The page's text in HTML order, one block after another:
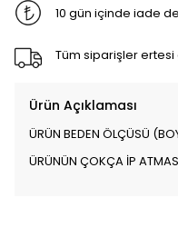
10 gün içinde iade
Tüm siparişler
Ürün Açıklaması
ÜRÜN BEDEN ÖLÇÜSÜ
ÜRÜNÜN ÇOKÇA İP